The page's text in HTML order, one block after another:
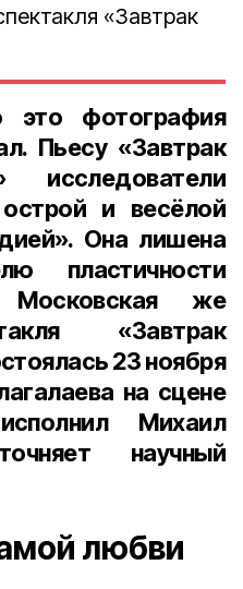
«Завтрак
это фотография
Пьесу «Завтрак
исследователи
и весёлой
Она лишена
пластичности
Московская же
«Завтрак
23 ноября
на сцене
Михаил
научный
любви